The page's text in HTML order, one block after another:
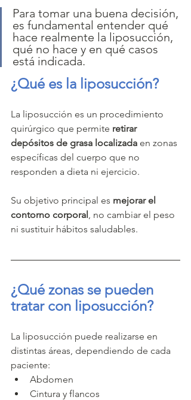
Para tomar una buena decisión,
es fundamental entender qué
hace realmente la liposucción,
qué no hace y en qué casos
está indicada.
¿Qué es la liposucción?
La liposucción es un procedimiento
quirúrgico que permite retirar
depósitos de grasa localizada en zonas
específicas del cuerpo que no
responden a dieta ni ejercicio.
Su objetivo principal es mejorar el
contorno corporal , no cambiar el peso
ni sustituir hábitos saludables.
¿Qué zonas se pueden
tratar con liposucción?
La liposucción puede realizarse en
distintas áreas, dependiendo de cada
paciente:
Abdomen
Cintura y flancos